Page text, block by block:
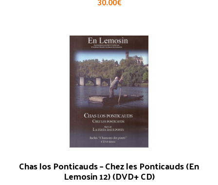
30.00€
Chas los Ponticauds – Chez les Ponticauds (En
Lemosin 12) (DVD+ CD)